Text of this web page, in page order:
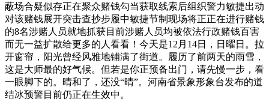
蔽场合疑似存正在聚众赌钱勾当获取线索后组织警力敏捷出动
对该赌钱展开突击查抄步履中敏捷节制现场将正正在进行赌钱
的8名涉赌人员就地抓获目前涉赌人员均被依法行政赌钱百害
而无一益扩散给更多的人看看！今天是12月14日，日曜日。拉
开窗帘，阳光曾经风雅地铺满了街道。履历了前两天的雨雪，
这是大师最的好气候。但若是你正预备出门，请先慢一步，看
一眼脚下的。晴和了，还没“晴”。河南省景象形象台发布的道
结冰预警目前仍正在生效中。